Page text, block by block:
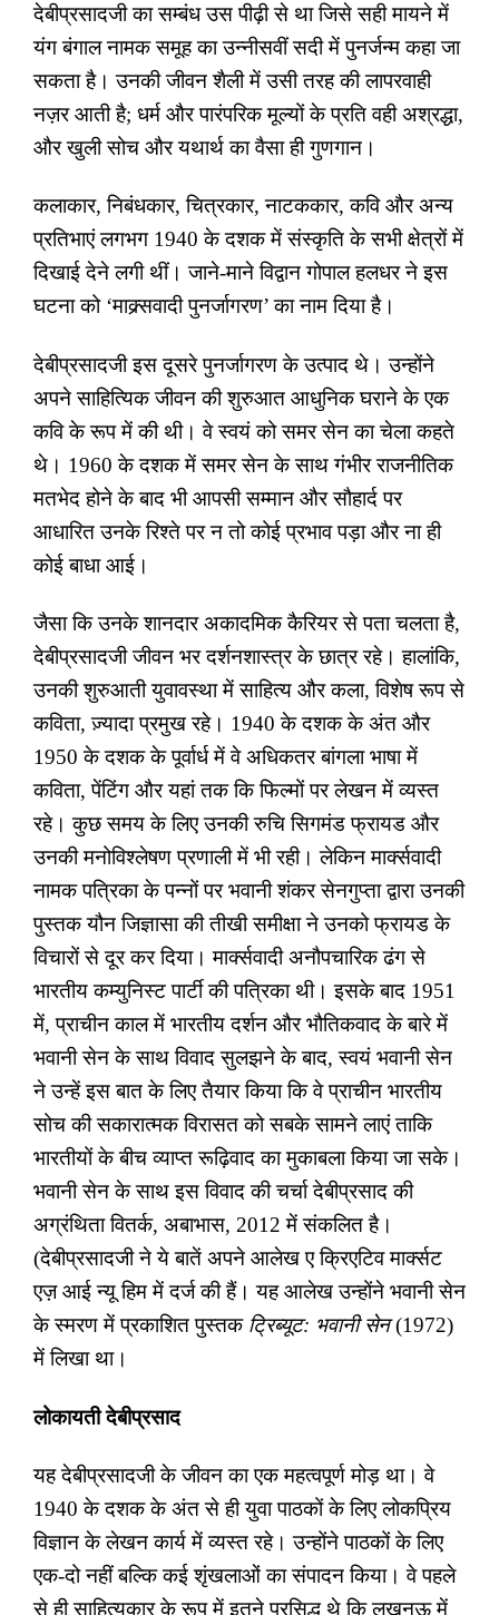
देबीप्रसादजी का सम्बंध उस पीढ़ी से था जिसे सही मायने में
यंग बंगाल नामक समूह का उन्नीसवीं सदी में पुनर्जन्म कहा जा
सकता है। उनकी जीवन शैली में उसी तरह की लापरवाही
नज़र आती है; धर्म और पारंपरिक मूल्यों के प्रति वही अश्रद्धा,
और खुली सोच और यथार्थ का वैसा ही गुणगान।
कलाकार,निबंधकार,चित्रकार,नाटककार,कवि और अन्य
प्रतिभाएं लगभग 1940 के दशक में संस्कृति के सभी क्षेत्रों में
दिखाई देने लगी थीं। जाने-माने विद्वान गोपाल हलधर ने इस
घटना को ‘माक्र्सवादी पुनर्जागरण’ का नाम दिया है।
देबीप्रसादजी इस दूसरे पुनर्जागरण के उत्पाद थे। उन्होंने
अपने साहित्यिक जीवन की शुरुआत आधुनिक घराने के एक
कवि के रूप में की थी। वे स्वयं को समर सेन का चेला कहते
थे। 1960 के दशक में समर सेन के साथ गंभीर राजनीतिक
मतभेद होने के बाद भी आपसी सम्मान और सौहार्द पर
आधारित उनके रिश्ते पर न तो कोई प्रभाव पड़ा और ना ही
कोई बाधा आई।
जैसा कि उनके शानदार अकादमिक कैरियर से पता चलता है,
देबीप्रसादजी जीवन भर दर्शनशास्त्र के छात्र रहे। हालांकि,
उनकी शुरुआती युवावस्था में साहित्य और कला,विशेष रूप से
कविता,ज़्यादा प्रमुख रहे। 1940 के दशक के अंत और
1950 के दशक के पूर्वार्ध में वे अधिकतर बांगला भाषा में
कविता,पेंटिंग और यहां तक कि फिल्मों पर लेखन में व्यस्त
रहे। कुछ समय के लिए उनकी रुचि सिगमंड फ्रायड और
उनकी मनोविश्लेषण प्रणाली में भी रही। लेकिन मार्क्सवादी
नामक पत्रिका के पन्नों पर भवानी शंकर सेनगुप्ता द्वारा उनकी
पुस्तक यौन जिज्ञासा की तीखी समीक्षा ने उनको फ्रायड के
विचारों से दूर कर दिया। मार्क्सवादी अनौपचारिक ढंग से
भारतीय कम्युनिस्ट पार्टी की पत्रिका थी। इसके बाद 1951
में,प्राचीन काल में भारतीय दर्शन और भौतिकवाद के बारे में
भवानी सेन के साथ विवाद सुलझने के बाद,स्वयं भवानी सेन
ने उन्हें इस बात के लिए तैयार किया कि वे प्राचीन भारतीय
सोच की सकारात्मक विरासत को सबके सामने लाएं ताकि
भारतीयों के बीच व्याप्त रूढ़िवाद का मुकाबला किया जा सके।
भवानी सेन के साथ इस विवाद की चर्चा देबीप्रसाद की
अग्रंथिता वितर्क, अबाभास, 2012 में संकलित है।
(देबीप्रसादजी ने ये बातें अपने आलेख ए क्रिएटिव मार्क्सट
एज़ आई न्यू हिम में दर्ज की हैं। यह आलेख उन्होंने भवानी सेन
के स्मरण में प्रकाशित पुस्तकट्रिब्यूट: भवानी सेन(1972)
में लिखा था।
लोकायती देबीप्रसाद
यह देबीप्रसादजी के जीवन का एक महत्वपूर्ण मोड़ था। वे
1940 के दशक के अंत से ही युवा पाठकों के लिए लोकप्रिय
विज्ञान के लेखन कार्य में व्यस्त रहे। उन्होंने पाठकों के लिए
एक-दो नहीं बल्कि कई शृंखलाओं का संपादन किया। वे पहले
से ही साहित्यकार के रूप में इतने प्रसिद्ध थे कि लखनऊ में